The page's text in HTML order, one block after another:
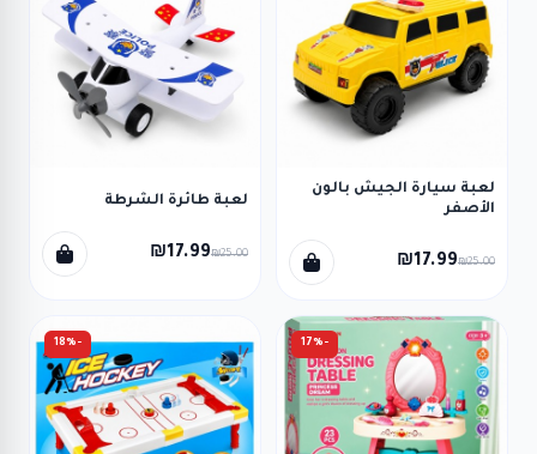
لعبة سيارة الجيش بالون
الأصفر
₪17.99₪25.00
لعبة طائرة الشرطة
₪17.99₪25.00
-17%
-18%